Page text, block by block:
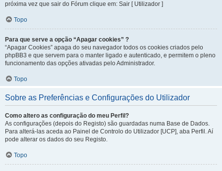
próxima vez que sair do Fórum clique em: Sair [ Utilizador ]
Topo
Para que serve a opção “Apagar cookies” ?
“Apagar Cookies” apaga do seu navegador todos os cookies criados pelo
phpBB3 e que servem para o manter ligado e autenticado, e permitem o pleno
funcionamento das opções ativadas pelo Administrador.
Topo
Sobre as Preferências e Configurações do Utilizador
Como altero as configuração do meu Perfil?
As configurações (depois do Registo) são guardadas numa Base de Dados.
Para alterá-las aceda ao Painel de Controlo do Utilizador [UCP], aba Perfil. Aí
pode alterar os dados do seu Registo.
Topo